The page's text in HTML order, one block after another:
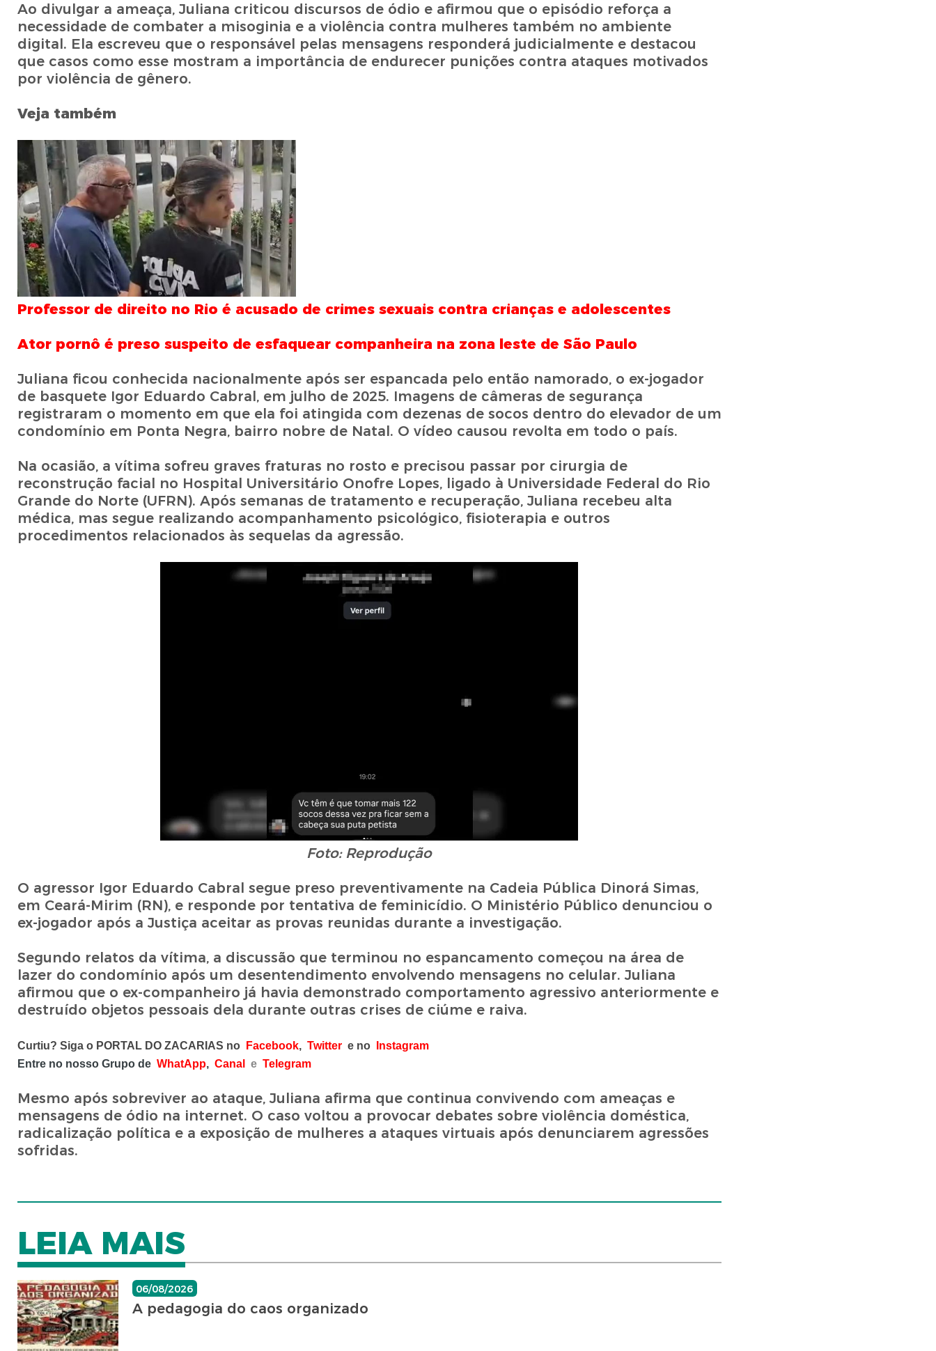
Ao divulgar a ameaça, Juliana criticou discursos de ódio e afirmou que o episódio reforça a
necessidade de combater a misoginia e a violência contra mulheres também no ambiente
digital. Ela escreveu que o responsável pelas mensagens responderá judicialmente e destacou
que casos como esse mostram a importância de endurecer punições contra ataques motivados
por violência de gênero.
Veja também
Professor de direito no Rio é acusado de crimes sexuais contra crianças e adolescentes
Ator pornô é preso suspeito de esfaquear companheira na zona leste de São Paulo
Juliana ficou conhecida nacionalmente após ser espancada pelo então namorado, o ex-jogador
de basquete Igor Eduardo Cabral, em julho de 2025. Imagens de câmeras de segurança
registraram o momento em que ela foi atingida com dezenas de socos dentro do elevador de um
condomínio em Ponta Negra, bairro nobre de Natal. O vídeo causou revolta em todo o país.
Na ocasião, a vítima sofreu graves fraturas no rosto e precisou passar por cirurgia de
reconstrução facial no Hospital Universitário Onofre Lopes, ligado à Universidade Federal do Rio
Grande do Norte (UFRN). Após semanas de tratamento e recuperação, Juliana recebeu alta
médica, mas segue realizando acompanhamento psicológico, fisioterapia e outros
procedimentos relacionados às sequelas da agressão.
Foto: Reprodução
O agressor Igor Eduardo Cabral segue preso preventivamente na Cadeia Pública Dinorá Simas,
em Ceará-Mirim (RN), e responde por tentativa de feminicídio. O Ministério Público denunciou o
ex-jogador após a Justiça aceitar as provas reunidas durante a investigação.
Segundo relatos da vítima, a discussão que terminou no espancamento começou na área de
lazer do condomínio após um desentendimento envolvendo mensagens no celular. Juliana
afirmou que o ex-companheiro já havia demonstrado comportamento agressivo anteriormente e
destruído objetos pessoais dela durante outras crises de ciúme e raiva.
Curtiu? Siga o PORTAL DO ZACARIAS no Facebook, Twittere no
Instagram
Entre no nosso Grupo de WhatApp, Canal e Telegram
Mesmo após sobreviver ao ataque, Juliana afirma que continua convivendo com ameaças e
mensagens de ódio na internet. O caso voltou a provocar debates sobre violência doméstica,
radicalização política e a exposição de mulheres a ataques virtuais após denunciarem agressões
sofridas.
LEIA MAIS
06/08/2026
A pedagogia do caos organizado